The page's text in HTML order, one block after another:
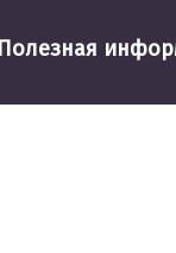
Полезная